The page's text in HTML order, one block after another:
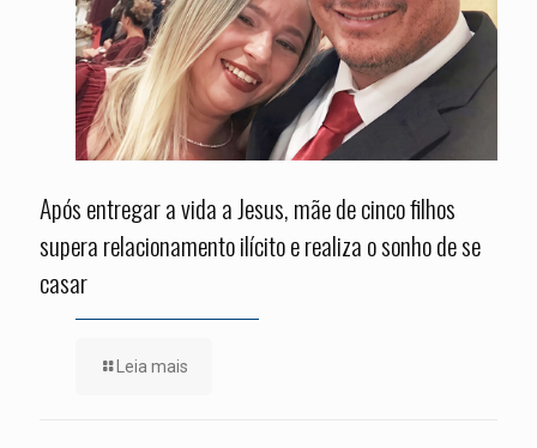
Após entregar a vida a Jesus, mãe de cinco filhos
supera relacionamento ilícito e realiza o sonho de se
casar
Leia mais